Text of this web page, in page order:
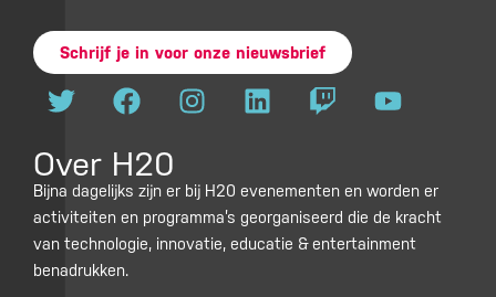
Schrijf je in voor onze nieuwsbrief
T
w
t
t
e
r
F
a
e
b
o
o
k
I
n
a
g
r
L
i
e
d
i
T
w
c
h
Y
o
u
b
e
Over H20
Bijna dagelijks zijn er bij H20 evenementen en worden er
activiteiten en programma’s georganiseerd die de kracht
van technologie, innovatie, educatie & entertainment
benadrukken.